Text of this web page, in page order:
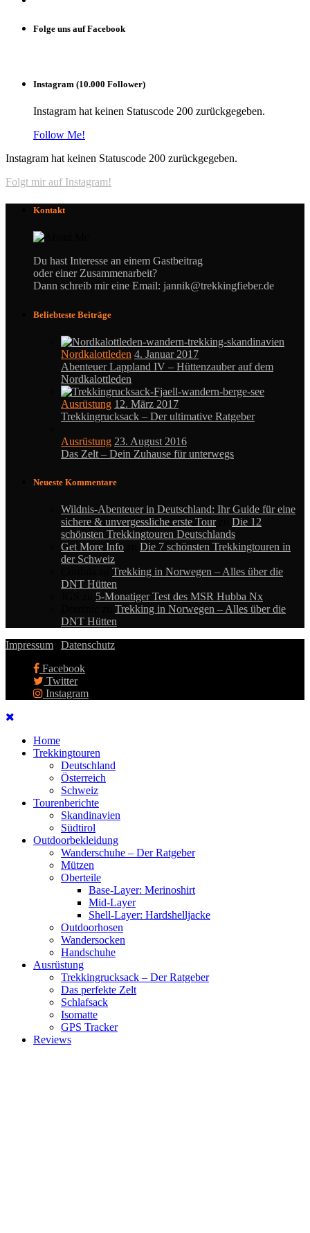
Folge uns auf Facebook
Instagram (10.000 Follower)
Instagram hat keinen Statuscode 200 zurückgegeben.
Follow Me!
Instagram hat keinen Statuscode 200 zurückgegeben.
Folgt mir auf Instagram!
Kontakt
Du hast Interesse an einem Gastbeitrag
oder einer Zusammenarbeit?
Dann schreib mir eine Email: jannik@trekkingfieber.de
Beliebteste Beiträge
Nordkalottleden 4. Januar 2017
Abenteuer Lappland IV – Hüttenzauber auf dem
Nordkalottleden
Ausrüstung 12. März 2017
Trekkingrucksack – Der ultimative Ratgeber
Ausrüstung 23. August 2016
Das Zelt – Dein Zuhause für unterwegs
Neueste Kommentare
Wildnis-Abenteuer in Deutschland: Ihr Guide für eine
sichere & unvergessliche erste Tourzu Die 12
schönsten Trekkingtouren Deutschlands
Get More Info
Die 7 schönsten Trekkingtouren in
der Schweiz
Trekking in Norwegen – Alles über die
DNT Hütten
5-Monatiger Test des MSR Hubba Nx
Trekking in Norwegen – Alles über die
DNT Hütten
Impressum
Datenschutz
Facebook
Twitter
Instagram
Home
Trekkingtouren
Deutschland
Österreich
Schweiz
Tourenberichte
Skandinavien
Südtirol
Outdoorbekleidung
Wanderschuhe – Der Ratgeber
Mützen
Oberteile
Base-Layer: Merinoshirt
Mid-Layer
Shell-Layer: Hardshelljacke
Outdoorhosen
Wandersocken
Handschuhe
Ausrüstung
Trekkingrucksack – Der Ratgeber
Das perfekte Zelt
Schlafsack
Isomatte
GPS Tracker
Reviews